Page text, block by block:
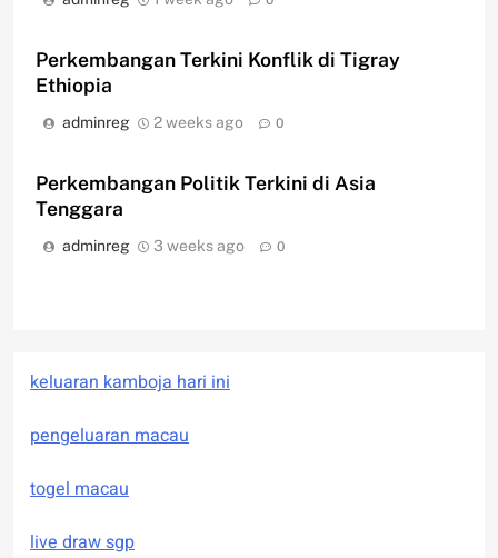
Perkembangan Terkini Konflik di Tigray
Ethiopia
adminreg 2 weeks ago 0
Perkembangan Politik Terkini di Asia
Tenggara
adminreg 3 weeks ago 0
keluaran kamboja hari ini
pengeluaran macau
togel macau
live draw sgp